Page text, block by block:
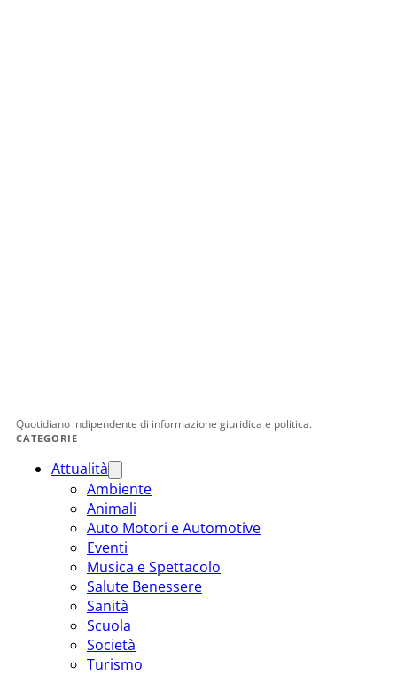
Quotidiano indipendente di informazione giuridica e politica.
CATEGORIE
Attualità
Ambiente
Animali
Auto Motori e Automotive
Eventi
Musica e Spettacolo
Salute Benessere
Sanità
Scuola
Società
Turismo